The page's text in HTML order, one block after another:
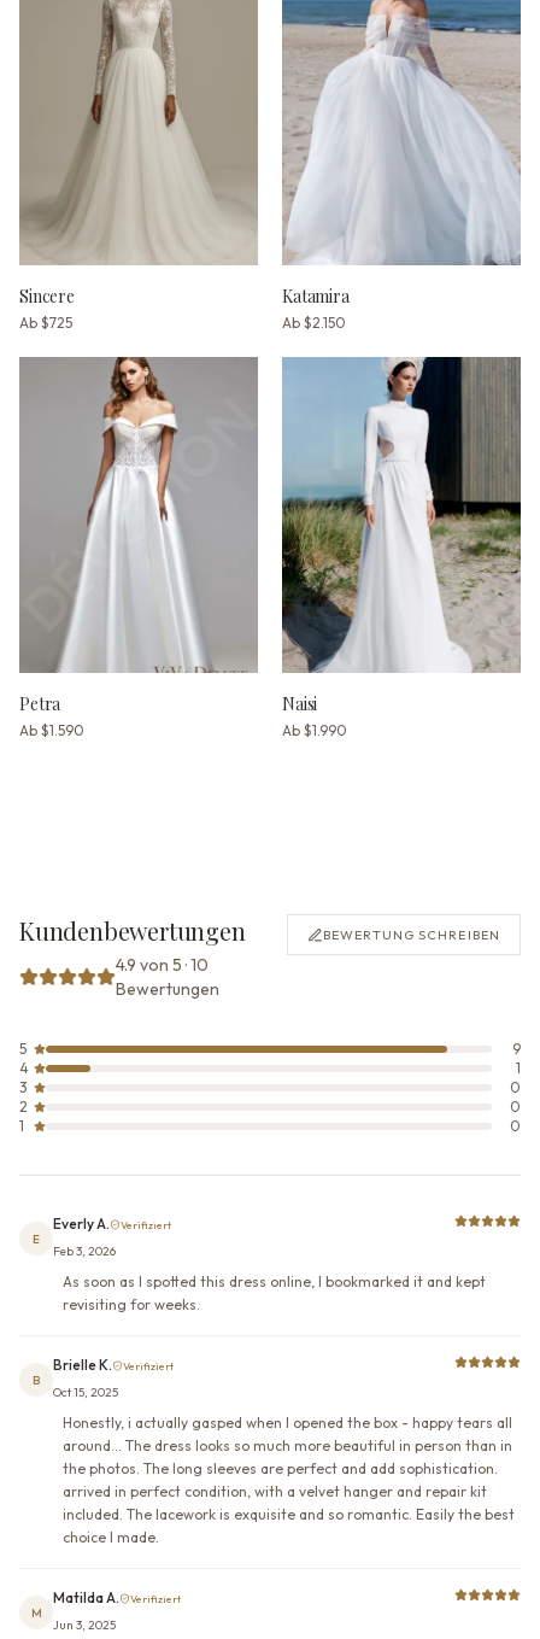
Sincere
Ab $725
Katamira
Ab $2.150
Petra
Ab $1.590
Naisi
Ab $1.990
Kundenbewertungen
4.9 von 5 · 10
Bewertungen
BEWERTUNG SCHREIBEN
5
9
4
1
3
0
2
0
1
0
E
Everly A. Verifiziert
Feb 3, 2026
As soon as I spotted this dress online, I bookmarked it and kept
revisiting for weeks.
B
Brielle K. Verifiziert
Oct 15, 2025
Honestly, i actually gasped when I opened the box - happy tears all
around... The dress looks so much more beautiful in person than in
the photos. The long sleeves are perfect and add sophistication.
arrived in perfect condition, with a velvet hanger and repair kit
included. The lacework is exquisite and so romantic. Easily the best
choice I made.
M
Matilda A. Verifiziert
Jun 3, 2025